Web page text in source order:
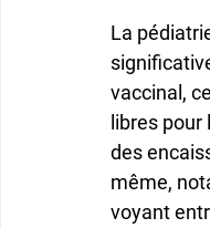
La
vaccinal,
libres
des
même,
voyant